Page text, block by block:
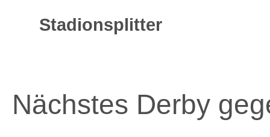
Stadionsplitter
Nächstes Derby